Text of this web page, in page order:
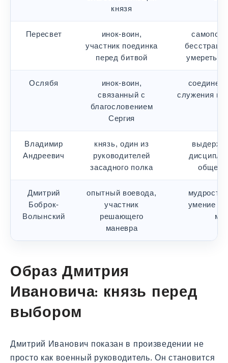
князя
Пересвет
инок-воин,
участник поединка
перед битвой
умереть
Ослябя
инок-воин,
связанный с
благословением
Сергия
служения и
Владимир
Андреевич
князь, один из
руководителей
засадного полка
Дмитрий
Боброк-
Волынский
опытный воевода,
участник
решающего
маневра
мудрость
умение
Образ Дмитрия
Ивановича: князь перед
выбором
Дмитрий Иванович показан в произведении не
просто как военный руководитель. Он становится